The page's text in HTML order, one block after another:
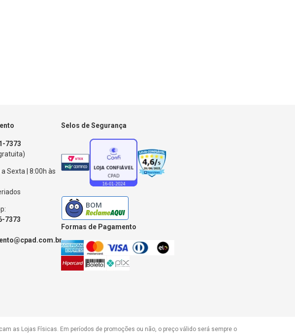
7373
Sexta | 8:00h às
7373
Selos de Segurança
Formas de Pagamento
as Lojas Físicas. Em períodos de promoções ou não, o preço válido será sempre o